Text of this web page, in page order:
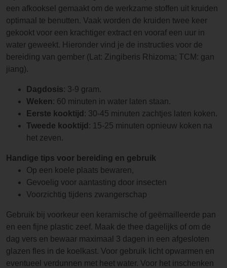
een afkooksel gemaakt om de werkzame stoffen uit kruiden
optimaal te benutten. Vaak worden de kruiden twee keer
gekookt voor een krachtiger extract en vooraf een uur in
water geweekt. Hieronder vind je de instructies voor de
bereiding van gember (Lat: Zingiberis Rhizoma; TCM: gan
jiang).
Dagdosis: 3-9 gram.
Weken: 60 minuten in water laten staan.
Eerste kooktijd : 30-45 minuten zachtjes laten koken.
Tweede kooktijd : 15-25 minuten opnieuw koken na
het zeven.
Handige tips voor bereiding en gebruik
Op een koele plaats bewaren,
Gevoelig voor aantasting door insecten
Voorzichtig tijdens zwangerschap
Gebruik bij voorkeur een keramische of geëmailleerde pan
en een fijne plastic zeef. Maak de thee dagelijks of om de
dag vers en bewaar maximaal 3 dagen in een afgesloten
glazen fles in de koelkast. Voor gebruik licht opwarmen en
eventueel verdunnen met heet water. Voor het inschenken